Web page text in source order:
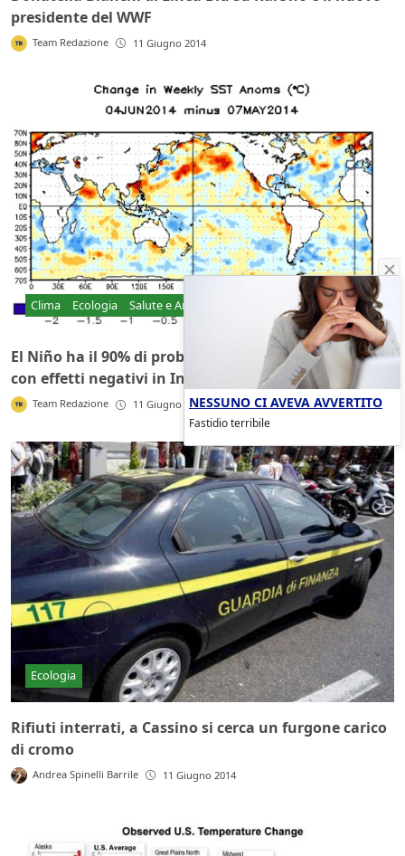
presidente del WWF
Team Redazione 11 Giugno 2014
Clima Ecologia Salute e Ambiente
El Niño ha il 90% di probabilità di colpire quest’anno
con effetti negativi in India, Australia e Sud America
Team Redazione 11 Giugno 2014
Ecologia
Rifiuti interrati, a Cassino si cerca un furgone carico
di cromo
Andrea Spinelli Barrile 11 Giugno 2014
NESSUNO CI AVEVA AVVERTITO
Fastidio terribile